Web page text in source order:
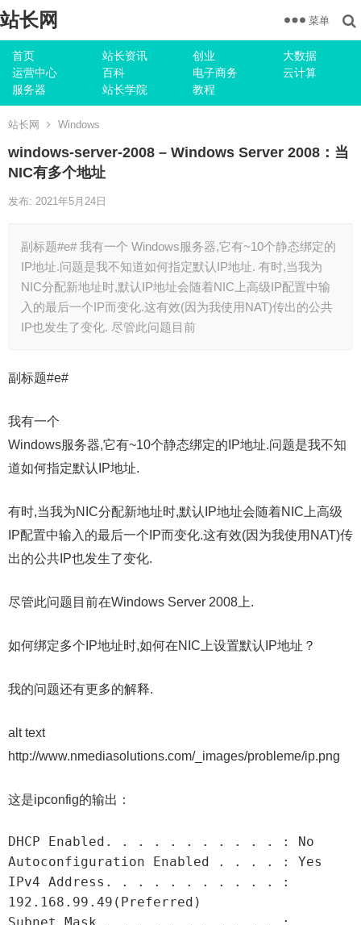
站长网
首页 站长资讯 创业
大数据
运营中心
百科 电子商务
云计算
服务器
站长学院 教程
菜单
站长网 Windows
windows-server-2008 – Windows Server 2008：当
NIC有多个地址
发布: 2021年5月24日
副标题#e# 我有一个 Windows服务器,它有~10个静态绑定的
IP地址.问题是我不知道如何指定默认IP地址. 有时,当我为
NIC分配新地址时,默认IP地址会随着NIC上高级IP配置中输
入的最后一个IP而变化.这有效(因为我使用NAT)传出的公共
IP也发生了变化. 尽管此问题目前
副标题#e#
我有一个
Windows服务器,它有~10个静态绑定的IP地址.问题是我不知
道如何指定默认IP地址.
有时,当我为NIC分配新地址时,默认IP地址会随着NIC上高级
IP配置中输入的最后一个IP而变化.这有效(因为我使用NAT)传
出的公共IP也发生了变化.
尽管此问题目前在Windows Server 2008上.
如何绑定多个IP地址时,如何在NIC上设置默认IP地址？
我的问题还有更多的解释.
alt text
http://www.nmediasolutions.com/_images/probleme/ip.png
这是ipconfig的输出：
DHCP Enabled. . . . . . . . . . . : No
Autoconfiguration Enabled . . . . : Yes
IPv4 Address. . . . . . . . . . . :
192.168.99.49(Preferred)